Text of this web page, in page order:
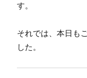
す。
それでは、本日も
した。